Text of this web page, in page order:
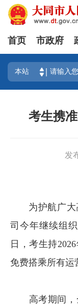
首页 市政府
本站
考生携
发
为护航广
司今年继续组
日，考生持
免费搭乘所有运
高考期间，